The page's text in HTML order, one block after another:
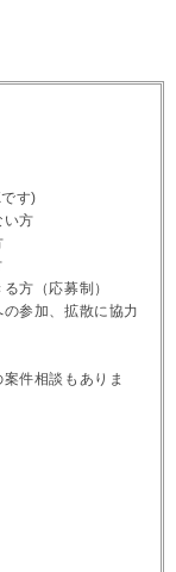
す)
い方
方（応募制）
参加、拡散に協力
件相談もありま